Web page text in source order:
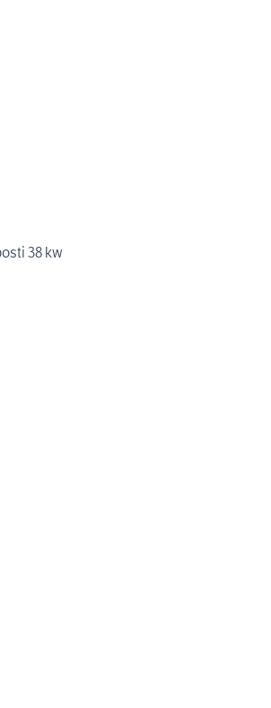
38 kw